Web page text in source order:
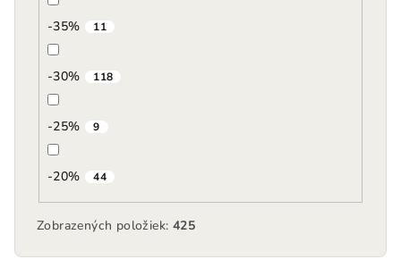
-35% 11
-30% 118
-25% 9
-20% 44
Zobrazených položiek: 425